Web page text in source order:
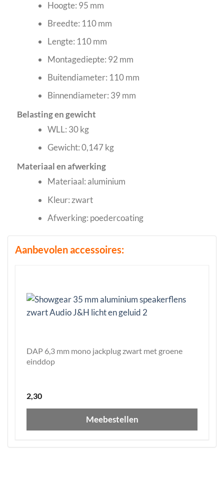
Hoogte: 95 mm
Breedte: 110 mm
Lengte: 110 mm
Montagediepte: 92 mm
Buitendiameter: 110 mm
Binnendiameter: 39 mm
Belasting en gewicht
WLL: 30 kg
Gewicht: 0,147 kg
Materiaal en afwerking
Materiaal: aluminium
Kleur: zwart
Afwerking: poedercoating
Aanbevolen accessoires:
DAP 6,3 mm mono jackplug zwart met groene
einddop
2,30
Meebestellen